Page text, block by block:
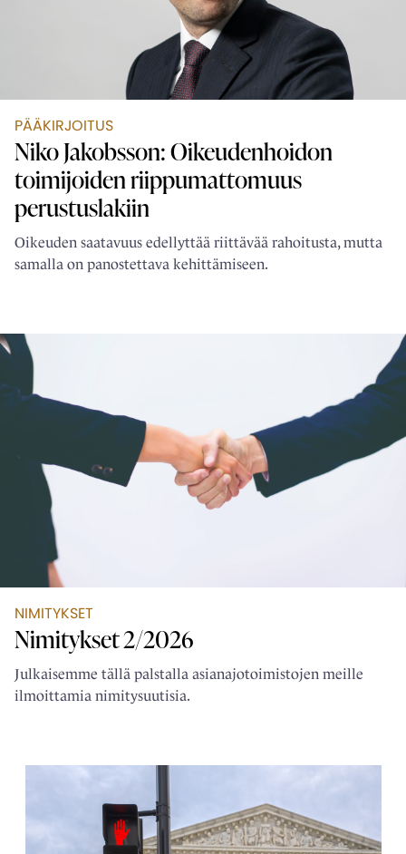
PÄÄKIRJOITUS
Niko Jakobsson: Oikeudenhoidon
toimijoiden ­riippumattomuus
perustuslakiin
Oikeuden saatavuus edellyttää riittävää rahoitusta, mutta
samalla on panostettava kehittämiseen.
NIMITYKSET
Nimitykset 2/2026
Julkaisemme tällä palstalla asianajotoimistojen meille
ilmoittamia nimitysuutisia.